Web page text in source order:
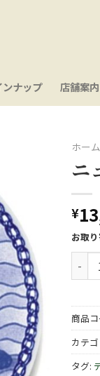
ンナップ 店舗案内
ホーム
ニ
¥
お取
ニュ
商品
カテ
タグ: